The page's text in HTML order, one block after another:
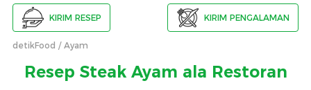
KIRIM RESEP KIRIM PENGALAMAN
detikFood Ayam
Resep Steak Ayam ala Restoran